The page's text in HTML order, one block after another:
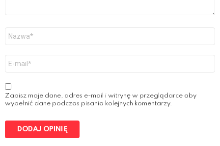
a
z
w
a
m
a
i
l
*
Zapisz moje dane, adres e-mail i witrynę w przeglądarce aby
wypełnić dane podczas pisania kolejnych komentarzy.